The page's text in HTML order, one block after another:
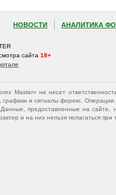
НОВОСТИ АНАЛИТИКА
сайта 18+
Master» не несет
графики и сигналы форекс.
предоставленные на
и на них нельзя полагаться при